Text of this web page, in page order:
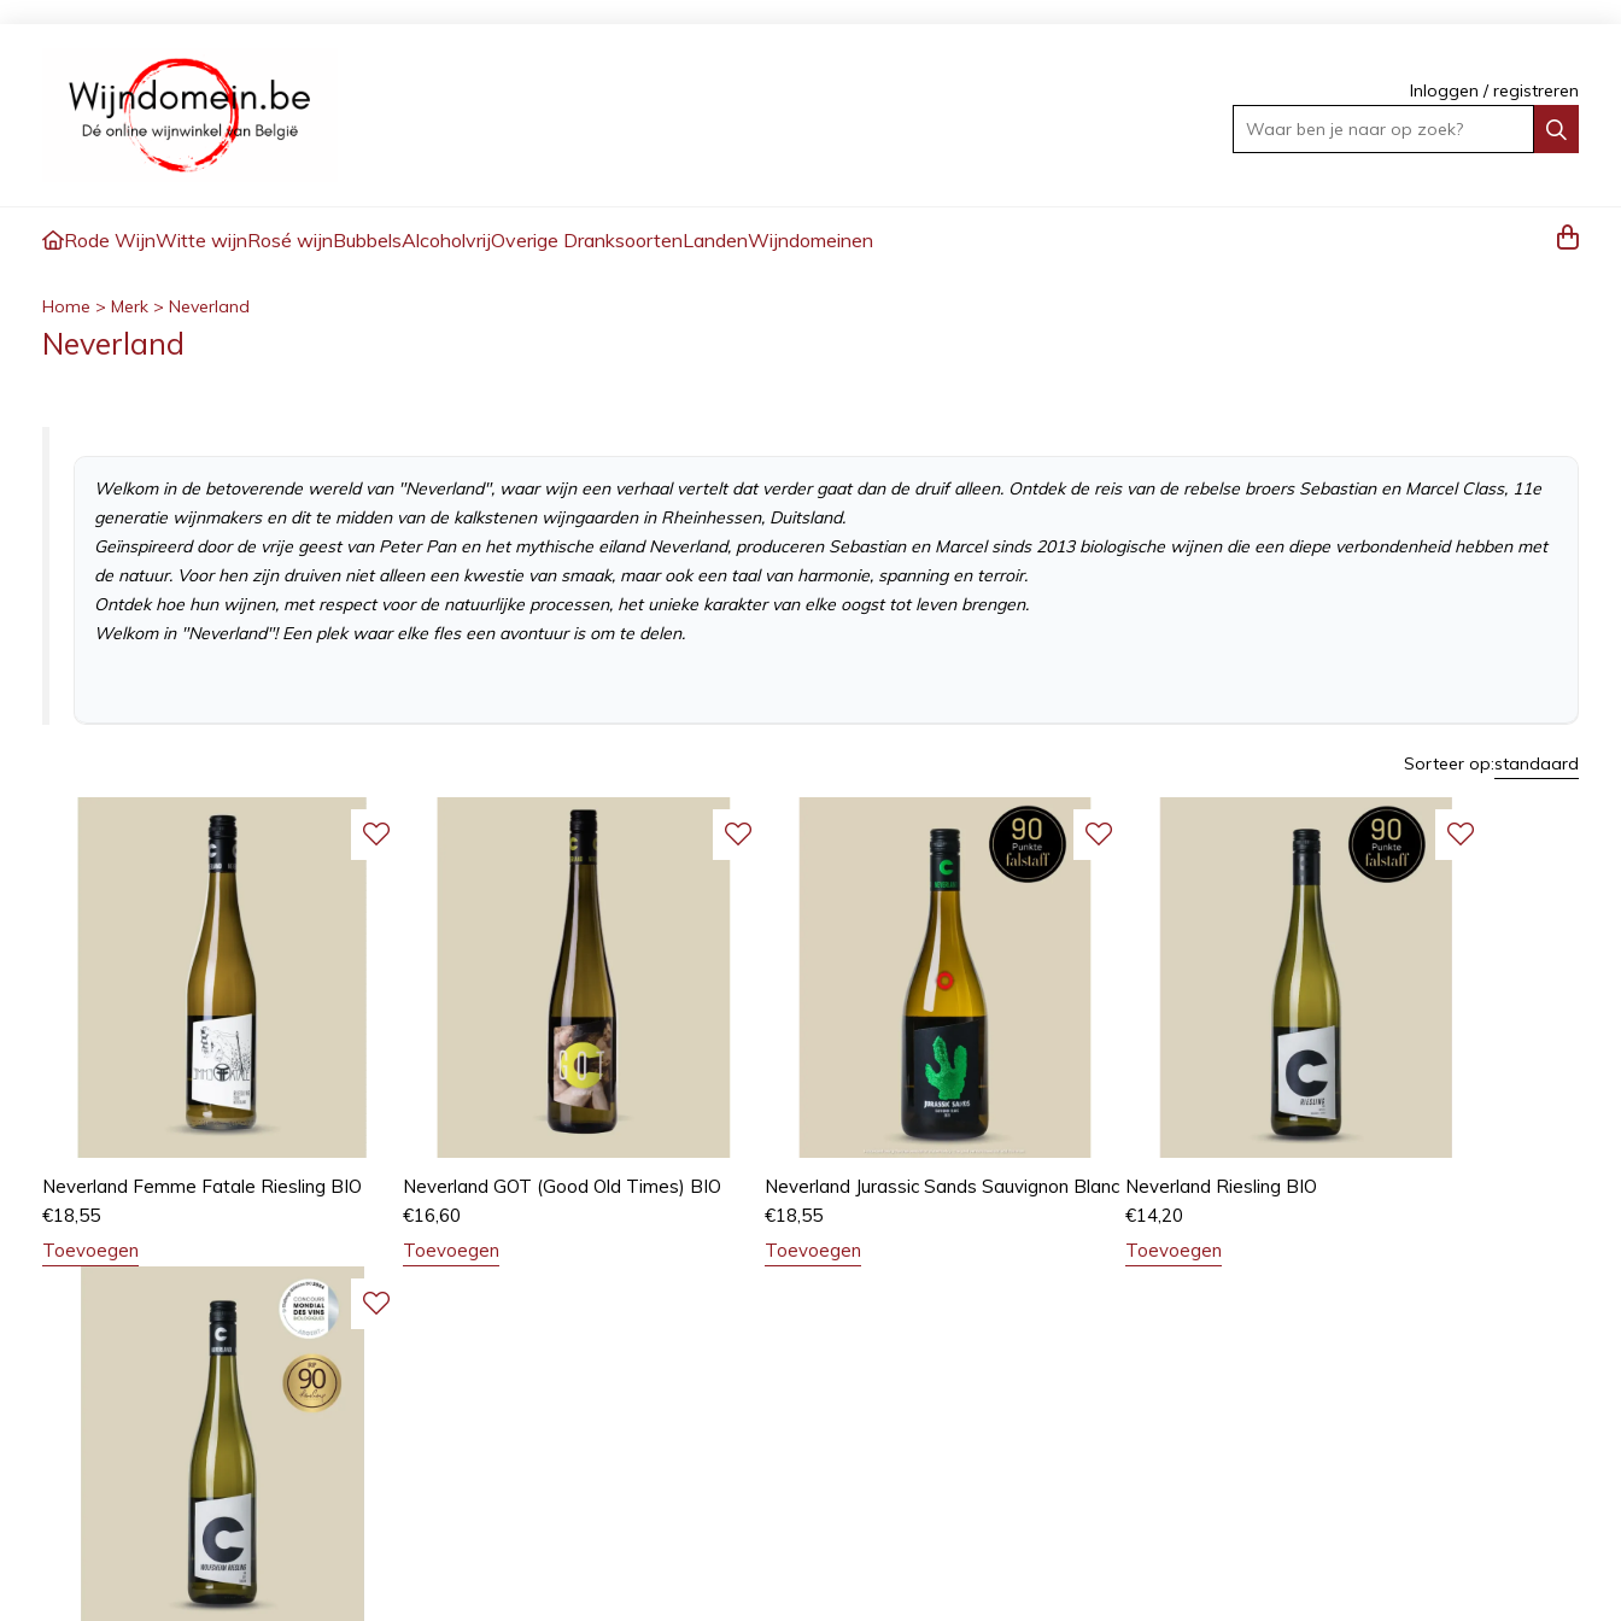
Inloggen /registreren
Waar ben je naar op zoek?
Rode WijnWitte wijnRosé wijnBubbelsAlcoholvrijOverige DranksoortenLandenWijndomeinen
Home > Merk > Neverland
Neverland
Welkom in de betoverende wereld van "Neverland", waar wijn een verhaal vertelt dat verder gaat dan de druif alleen. Ontdek de reis van de rebelse broers Sebastian en Marcel Class, 11e
generatie wijnmakers en dit te midden van de kalkstenen wijngaarden in Rheinhessen, Duitsland.
Geïnspireerd door de vrije geest van Peter Pan en het mythische eiland Neverland, produceren Sebastian en Marcel sinds 2013 biologische wijnen die een diepe verbondenheid hebben met
de natuur. Voor hen zijn druiven niet alleen een kwestie van smaak, maar ook een taal van harmonie, spanning en terroir.
Ontdek hoe hun wijnen, met respect voor de natuurlijke processen, het unieke karakter van elke oogst tot leven brengen.
Welkom in "Neverland"! Een plek waar elke fles een avontuur is om te delen.
Sorteer op:standaard
Neverland Femme Fatale Riesling BIO
€18,55
Toevoegen
Neverland GOT (Good Old Times) BIO
€16,60
Toevoegen
Neverland Jurassic Sands Sauvignon Blanc
€18,55
Toevoegen
Neverland Riesling BIO
€14,20
Toevoegen